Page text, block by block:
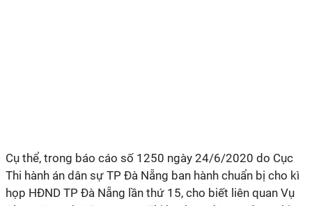
Cụ thể, trong báo cáo số 1250 ngày 24/6/2020 do Cục
Thi hành án dân sự TP Đà Nẵng ban hành chuẩn bị cho kì
họp HĐND TP Đà Nẵng lần thứ 15, cho biết liên quan Vụ